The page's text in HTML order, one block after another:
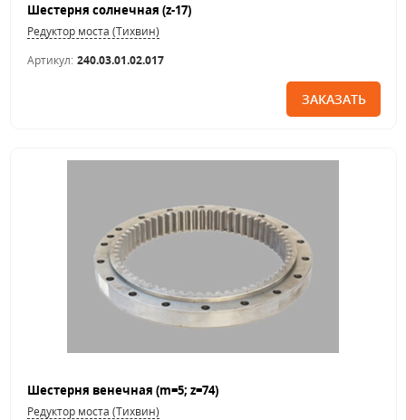
Шестерня солнечная (z-17)
Редуктор моста (Тихвин)
Артикул: 240.03.01.02.017
ЗАКАЗАТЬ
Шестерня венечная (m=5; z=74)
Редуктор моста (Тихвин)